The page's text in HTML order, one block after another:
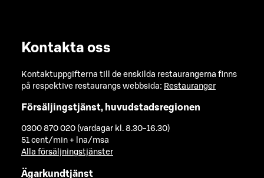
Kontakta oss
Kontaktuppgifterna till de enskilda restaurangerna finns
på respektive restaurangs webbsida: Restauranger
Försäljingstjänst, huvudstadsregionen
0300 870 020 (vardagar kl. 8.30-16.30)
51 cent/min + lna/msa
Alla försäljningstjänster
Ägarkundtjänst